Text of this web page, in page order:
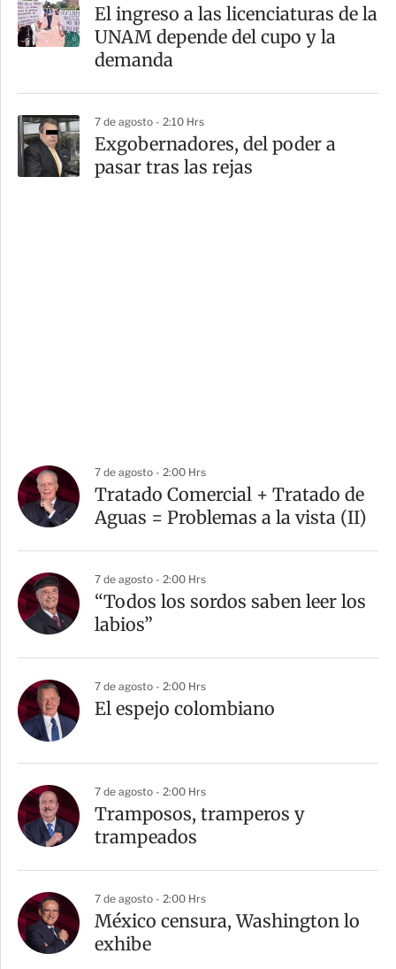
El ingreso a las licenciaturas de la
UNAM depende del cupo y la
demanda
7 de agosto - 2:10 Hrs
Exgobernadores, del poder a
pasar tras las rejas
7 de agosto - 2:00 Hrs
Tratado Comercial + Tratado de
Aguas = Problemas a la vista (II)
7 de agosto - 2:00 Hrs
“Todos los sordos saben leer los
labios”
7 de agosto - 2:00 Hrs
El espejo colombiano
7 de agosto - 2:00 Hrs
Tramposos, tramperos y
trampeados
7 de agosto - 2:00 Hrs
México censura, Washington lo
exhibe